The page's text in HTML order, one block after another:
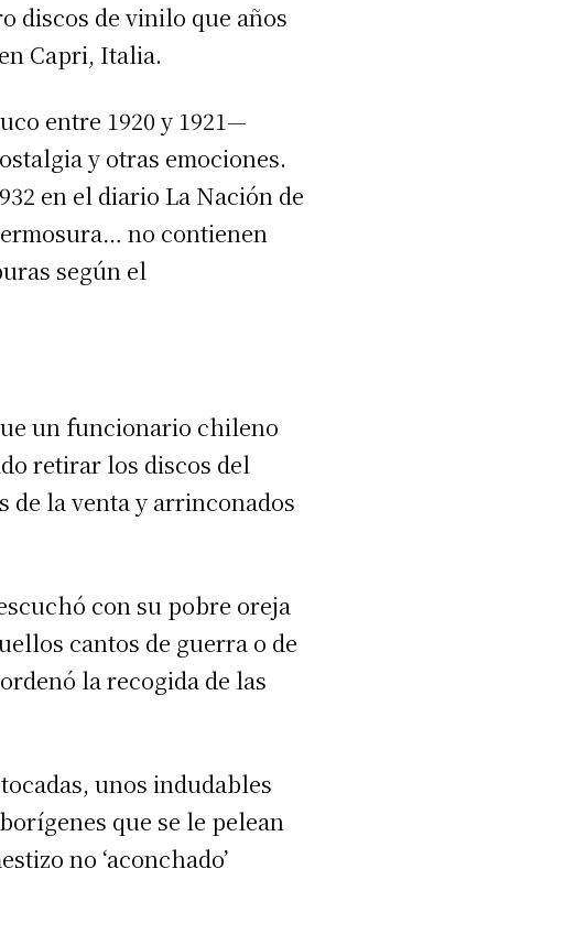
discos de vinilo que años
Capri, Italia.
entre 1920 y 1921—
y otras emociones.
en el diario La Nación de
no contienen
según el
un funcionario chileno
retirar los discos del
de la venta y arrinconados
con su pobre oreja
cantos de guerra o de
la recogida de las
unos indudables
que se le pelean
no ‘aconchado’